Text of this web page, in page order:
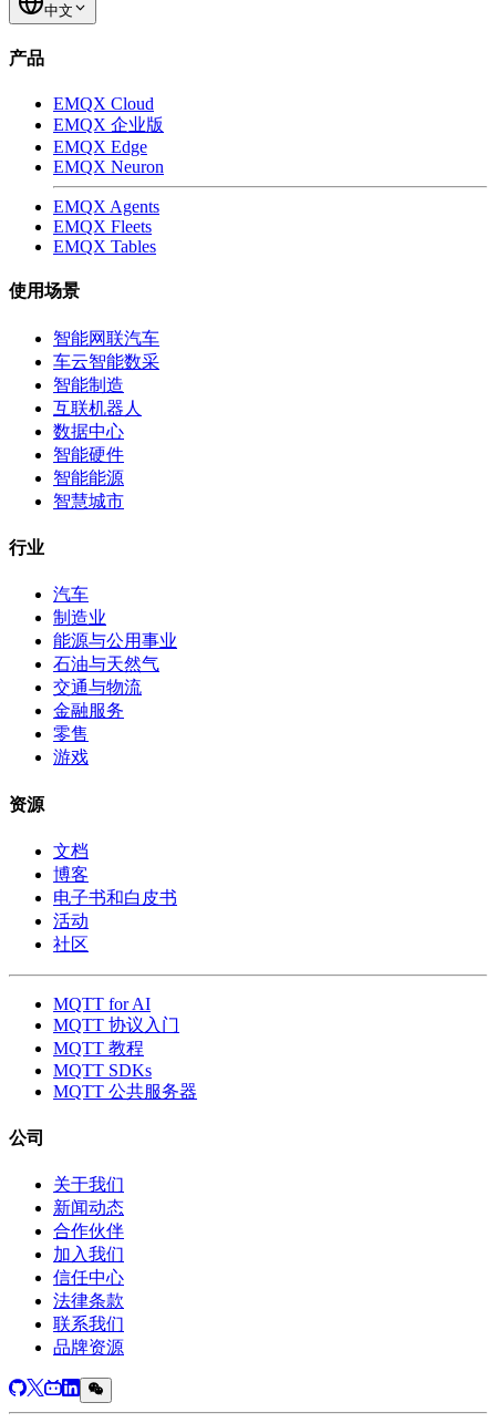
中文
产品
EMQX Cloud
EMQX 企业版
EMQX Edge
EMQX Neuron
EMQX Agents
EMQX Fleets
EMQX Tables
使用场景
智能网联汽车
车云智能数采
智能制造
互联机器人
数据中心
智能硬件
智能能源
智慧城市
行业
汽车
制造业
能源与公用事业
石油与天然气
交通与物流
金融服务
零售
游戏
资源
文档
博客
电子书和白皮书
活动
社区
MQTT for AI
MQTT 协议入门
MQTT 教程
MQTT SDKs
MQTT 公共服务器
公司
关于我们
新闻动态
合作伙伴
加入我们
信任中心
法律条款
联系我们
品牌资源